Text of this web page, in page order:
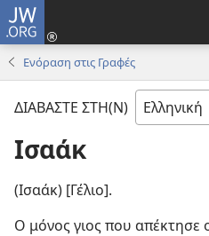
JW.ORG
Ενόραση στις Γραφές
ΔΙΑΒΑΣΤΕ ΣΤΗ(Ν)
Ισαάκ
(Ισαάκ) [Γέλιο].
Ο μόνος γιος που